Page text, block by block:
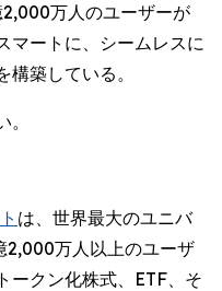
万人のユーザーが
マートに、シームレスに
築している。
は、世界最大のユニバ
2,000万人以上のユーザ
ークン化株式、ETF、そ